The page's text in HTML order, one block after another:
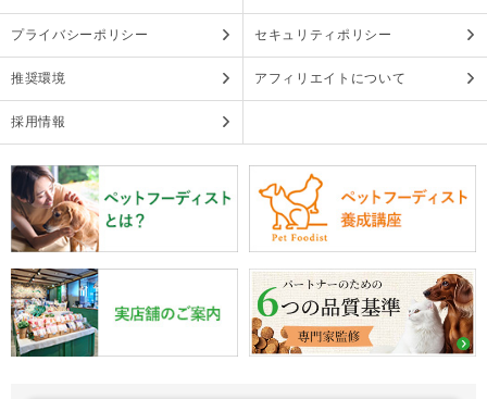
プライバシーポリシー セキュリティポリシー
推奨環境 アフィリエイトについて
採用情報